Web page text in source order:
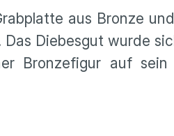
aus Bronze
Diebesgut wurde
Bronzefigur auf